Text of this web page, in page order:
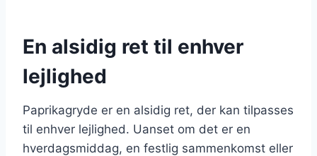
En alsidig ret til enhver
lejlighed
Paprikagryde er en alsidig ret, der kan tilpasses
til enhver lejlighed. Uanset om det er en
hverdagsmiddag, en festlig sammenkomst eller